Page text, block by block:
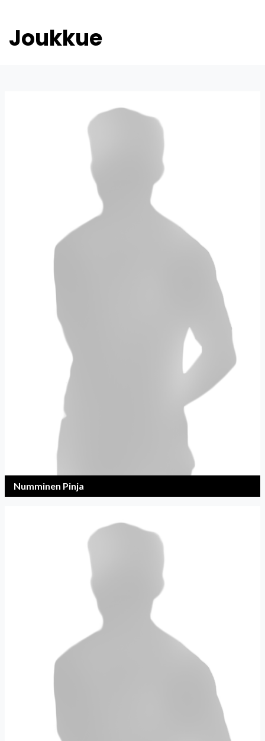
Joukkue
Numminen Pinja